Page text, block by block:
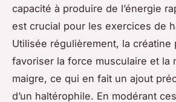
capacité à produire de l’énergie
est crucial pour les exercices de
Utilisée régulièrement, la créatine
favoriser la force musculaire et la
maigre, ce qui en fait un ajout
d’un haltérophile. En modérant